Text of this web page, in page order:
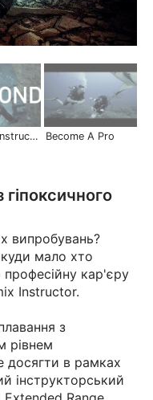
SSI XR Diving Instructor | Become a Pro Become A Pro
випробувань?
мало хто
кар'єру
Instructor.
з
рівнем
досягти в рамках
інструкторський